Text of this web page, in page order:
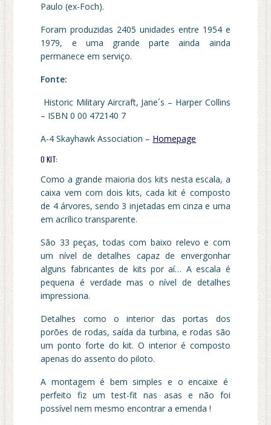
Paulo (ex-Foch).
Foram produzidas 2405 unidades entre 1954 e
1979, e uma grande parte ainda ainda
permanece em serviço.
Fonte:
Historic Military Aircraft, Jane´s – Harper Collins
– ISBN 0 00 472140 7
A-4 Skayhawk Association – Homepage
O KIT:
Como a grande maioria dos kits nesta escala, a
caixa vem com dois kits, cada kit é composto
de 4 árvores, sendo 3 injetadas em cinza e uma
em acrílico transparente.
São 33 peças, todas com baixo relevo e com
um nível de detalhes capaz de envergonhar
alguns fabricantes de kits por aí… A escala é
pequena é verdade mas o nível de detalhes
impressiona.
Detalhes como o interior das portas dos
porões de rodas, saída da turbina, e rodas são
um ponto forte do kit. O interior é composto
apenas do assento do piloto.
A montagem é bem simples e o encaixe é
perfeito fiz um test-fit nas asas e não foi
possível nem mesmo encontrar a emenda !